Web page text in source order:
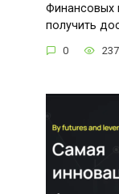
Финансовых
получить
0 237